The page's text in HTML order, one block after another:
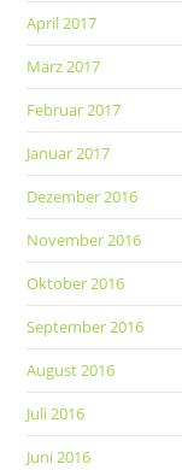
April 2017
März 2017
Februar 2017
Januar 2017
Dezember 2016
November 2016
Oktober 2016
September 2016
August 2016
Juli 2016
Juni 2016